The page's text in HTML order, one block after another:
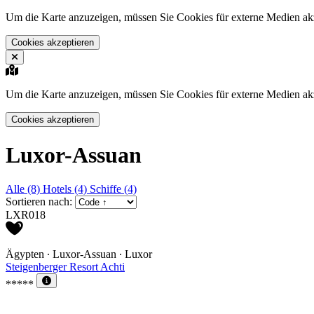
Um die Karte anzuzeigen, müssen Sie Cookies für externe Medien
Cookies akzeptieren
Um die Karte anzuzeigen, müssen Sie Cookies für externe Medien
Cookies akzeptieren
Luxor-Assuan
Alle (8) Hotels (4) Schiffe (4)
Sortieren nach:
LXR018
Ägypten ∙ Luxor-Assuan ∙ Luxor
Steigenberger Resort Achti
*****